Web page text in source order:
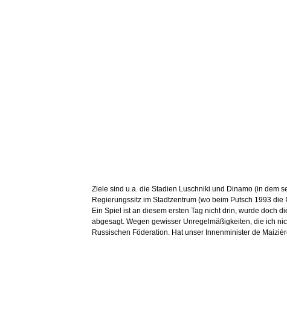
Ziele sind u.a. die Stadien Luschniki und Dinamo (in dem
Regierungssitz im Stadtzentrum (wo beim Putsch 1993
Ein Spiel ist an diesem ersten Tag nicht drin, wurde doch
abgesagt. Wegen gewisser Unregelmäßigkeiten, die ich
Russischen Föderation. Hat unser Innenminister de